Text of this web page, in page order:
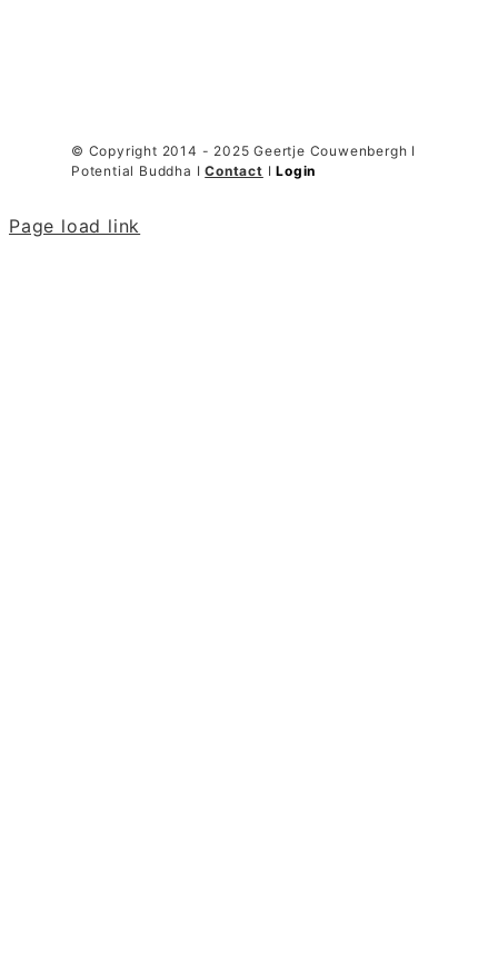
© Copyright 2014 - 2025 Geertje Couwenbergh I
Potential Buddha IContact ILogin
Page load link